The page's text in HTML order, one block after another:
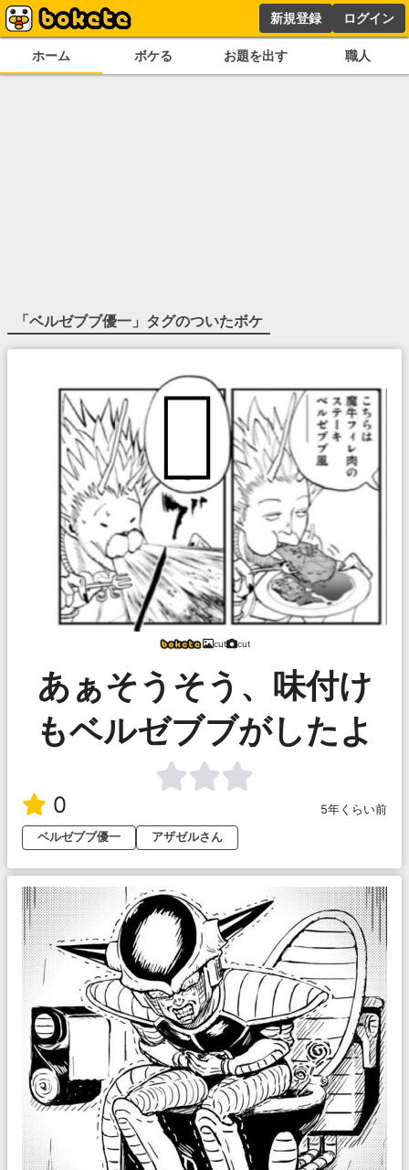
新規登録 ログイン
ホーム ボケる お題を出す 職人
「ベルゼブブ優一 」タグのついたボケ
cut cut
あぁそうそう、味付け
もベルゼブブがしたよ
0
5年くらい前
ベルゼブブ優一
アザゼルさん